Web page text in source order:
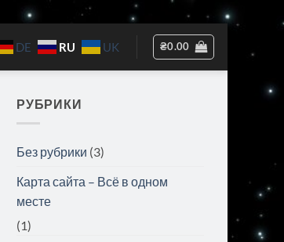
DE RU UK ₴0.00
РУБРИКИ
Без рубрики (3)
Карта сайта – Всё в одном
месте
(1)